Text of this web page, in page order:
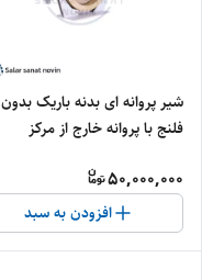
شیر پروانه ای بدنه باریک بدون
فلنج با پروانه خارج از مرکز
50,000,000
افزودن به سبد